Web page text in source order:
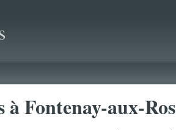
à Fontenay-aux-